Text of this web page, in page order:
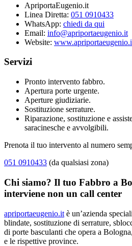
ApriportaEugenio.it
Linea Diretta: 051 0910433
WhatsApp: chiedi da qui
Email: info@apriportaeugenio.it
Website:
Servizi
Pronto intervento fabbro.
Apertura porte urgente.
Aperture giudiziarie.
Sostituzione serrature.
Riparazione, sostituzione e
saracinesche e avvolgibili.
Prenota il tuo intervento al numero
051 0910433 (da qualsiasi zona)
Chi siamo? Il tuo Fabbro a
interviene non un call center
apriportaeugenio.it è un’azienda
blindate, sostituzione di serrature,
di porte basculanti che opera a
e le rispettive province.